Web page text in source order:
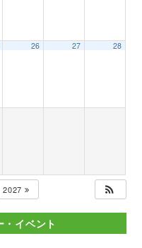
26 27 28
2027
・イベント